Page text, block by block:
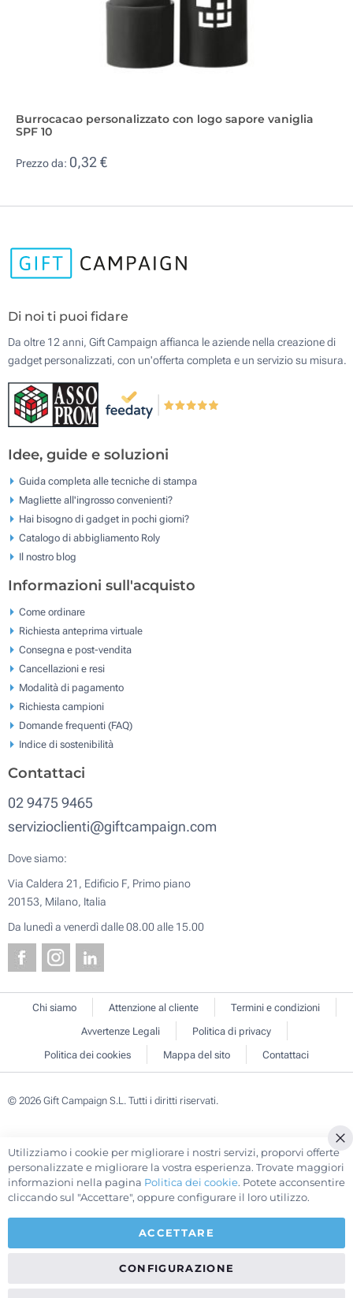
Burrocacao personalizzato con logo sapore vaniglia
SPF 10
Prezzo da: 0,32 €
Di noi ti puoi fidare
Da oltre 12 anni, Gift Campaign affianca le aziende nella creazione di
gadget personalizzati, con un'offerta completa e un servizio su misura.
Idee, guide e soluzioni
Guida completa alle tecniche di stampa
Magliette all'ingrosso convenienti?
Hai bisogno di gadget in pochi giorni?
Catalogo di abbigliamento Roly
Il nostro blog
Informazioni sull'acquisto
Come ordinare
Richiesta anteprima virtuale
Consegna e post-vendita
Cancellazioni e resi
Modalità di pagamento
Richiesta campioni
Domande frequenti (FAQ)
Indice di sostenibilità
Contattaci
02 9475 9465
servizioclienti@giftcampaign.com
Dove siamo:
Via Caldera 21, Edificio F, Primo piano
20153, Milano, Italia
Da lunedì a venerdì dalle 08.00 alle 15.00
Chi siamo Attenzione al cliente
Termini e condizioni
Avvertenze Legali
Politica di privacy
Politica dei cookies
Mappa del sito Contattaci
© 2026 Gift Campaign S.L. Tutti i diritti riservati.
Utilizziamo i cookie per migliorare i nostri servizi, proporvi offerte
personalizzate e migliorare la vostra esperienza. Trovate maggiori
informazioni nella pagina Politica dei cookie. Potete acconsentire
cliccando sul "Accettare", oppure configurare il loro utilizzo.
ACCETTARE
CONFIGURAZIONE